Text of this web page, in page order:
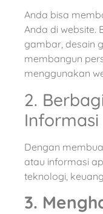
Anda bisa
Anda di website.
gambar, desain
membangun
menggunakan
2.
Informasi
Dengan
atau informasi
teknologi,
3.